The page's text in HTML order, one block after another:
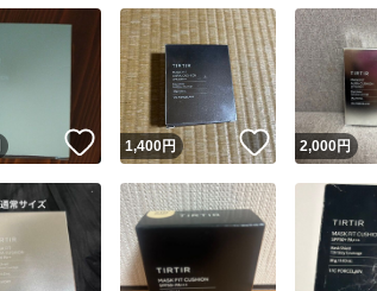
いいね！
1,400円 いいね！
2,000円